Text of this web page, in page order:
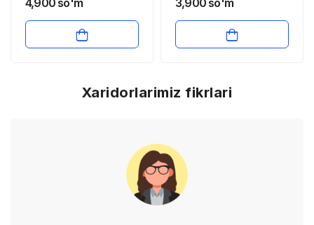
4,900 so'm 3,900 so'm
Xaridorlarimiz fikrlari